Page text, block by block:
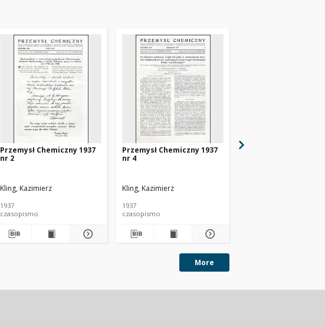
Przemysł Chemiczny 1937
nr 2
Kling, Kazimierz
1937
czasopismo
Przemysł Chemiczny 1937
nr 4
Kling, Kazimierz
1937
czasopismo
More